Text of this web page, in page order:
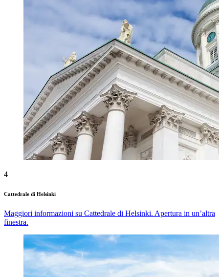
4
Cattedrale di Helsinki
Maggiori informazioni su Cattedrale di Helsinki. Apertura in un’altra
finestra.